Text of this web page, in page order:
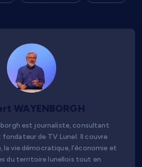
WAYENBORGH
est journaliste, consultant
fondateur de TV Lunel. Il couvre
la vie démocratique, l’économie et
du territoire lunellois tout en